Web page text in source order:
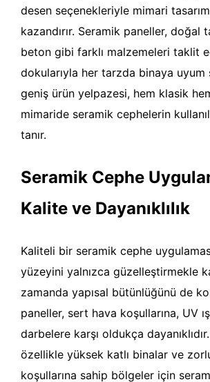
desen seçenekleriyle mimari
kazandırır. Seramik paneller, doğal
beton gibi farklı malzemeleri taklit
dokularıyla her tarzda binaya uyum
geniş ürün yelpazesi, hem klasik
mimaride seramik cephelerin
tanır.
Seramik Cephe
Kalite ve Dayanıklılık
Kaliteli bir seramik cephe
yüzeyini yalnızca güzelleştirmekle
zamanda yapısal bütünlüğünü de
paneller, sert hava koşullarına, UV
darbelere karşı oldukça
özellikle yüksek katlı binalar ve
koşullarına sahip bölgeler için